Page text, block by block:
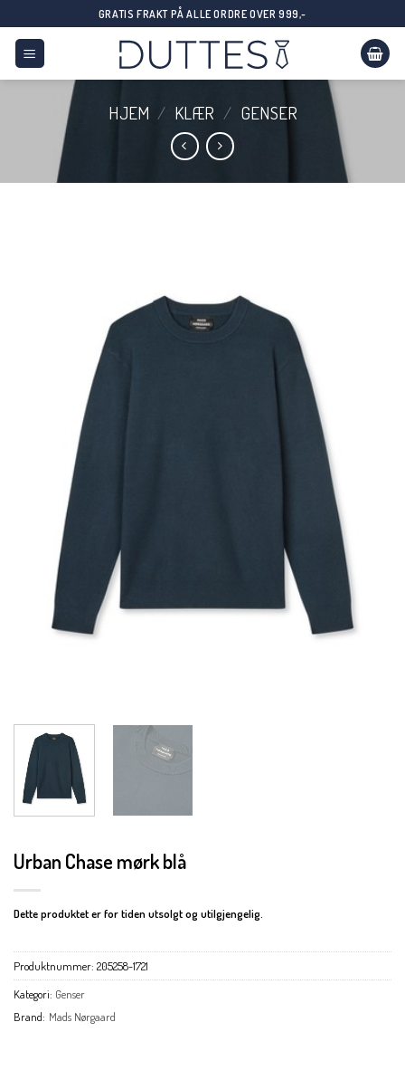
to
content
GRATIS FRAKT PÅ ALLE ORDRE OVER 999,-
HJEM / KLÆR / GENSER
Urban Chase mørk blå
Dette produktet er for tiden utsolgt og utilgjengelig.
Produktnummer: 205258-1721
Kategori: Genser
Brand: Mads Nørgaard